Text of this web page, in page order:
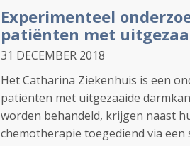
Experimenteel
patiënten met
31 DECEMBER 2018
Het Catharina Ziekenhuis is een
patiënten met uitgezaaide
worden behandeld, krijgen naast
chemotherapie toegediend via